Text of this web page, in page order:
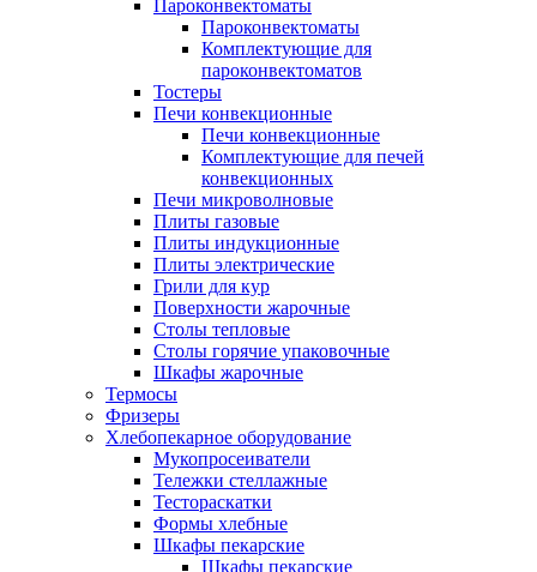
Пароконвектоматы
Пароконвектоматы
Комплектующие для
пароконвектоматов
Тостеры
Печи конвекционные
Печи конвекционные
Комплектующие для печей
конвекционных
Печи микроволновые
Плиты газовые
Плиты индукционные
Плиты электрические
Грили для кур
Поверхности жарочные
Столы тепловые
Столы горячие упаковочные
Шкафы жарочные
Термосы
Фризеры
Хлебопекарное оборудование
Мукопросеиватели
Тележки стеллажные
Тестораскатки
Формы хлебные
Шкафы пекарские
Шкафы пекарские